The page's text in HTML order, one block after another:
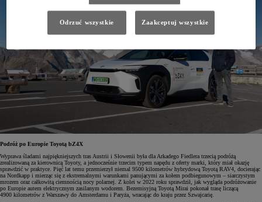
Podróż po Europie Toyotą bZ4X
Wyprawa śladami najpiękniejszych tras Austrii i Słowenii była dla Arkadego Fiedlera trzecią podróżą
zrealizowaną za kierownicą Toyoty, a jednocześnie trzecim typem napędu z oferty marki, który miał okazję
sprawdzić w praktyce. Pięć lat temu przemierzył niemal 9500 kilometrów hybrydową Toyotą RAV4, docierając
na Nordkapp i mierząc się z ekstremalnymi warunkami panującymi za kołem podbiegunowym – siarczystym
mrozem oraz całkowitą ciemnością nocy polarnej. Z kolei w 2022 roku sprawdził, jak wygląda podróżowanie
po Europie autem elektrycznym zasilanym wodorem. Bezemisyjną Toyotą Mirai pokonał trasę liczącą
4900 kilometrów z Warszawy do Amsterdamu i Paryża, wracając do kraju przez Szwajcarię.
Odrzuć wszystkie Zaakceptuj wszystkie